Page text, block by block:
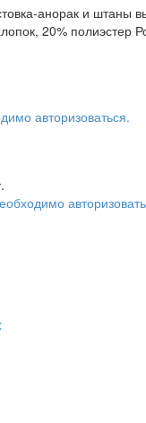
анорак и штаны
20%
авторизоваться.